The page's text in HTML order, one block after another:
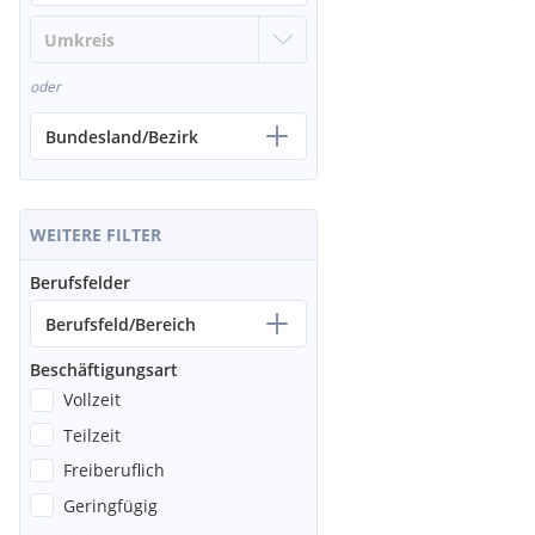
oder
Bundesland/Bezirk
WEITERE FILTER
Berufsfelder
Berufsfeld/Bereich
Beschäftigungsart
Vollzeit
Teilzeit
Freiberuflich
Geringfügig